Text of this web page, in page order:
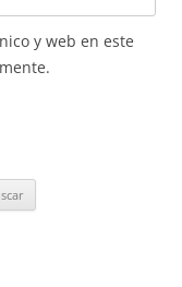
y web en este